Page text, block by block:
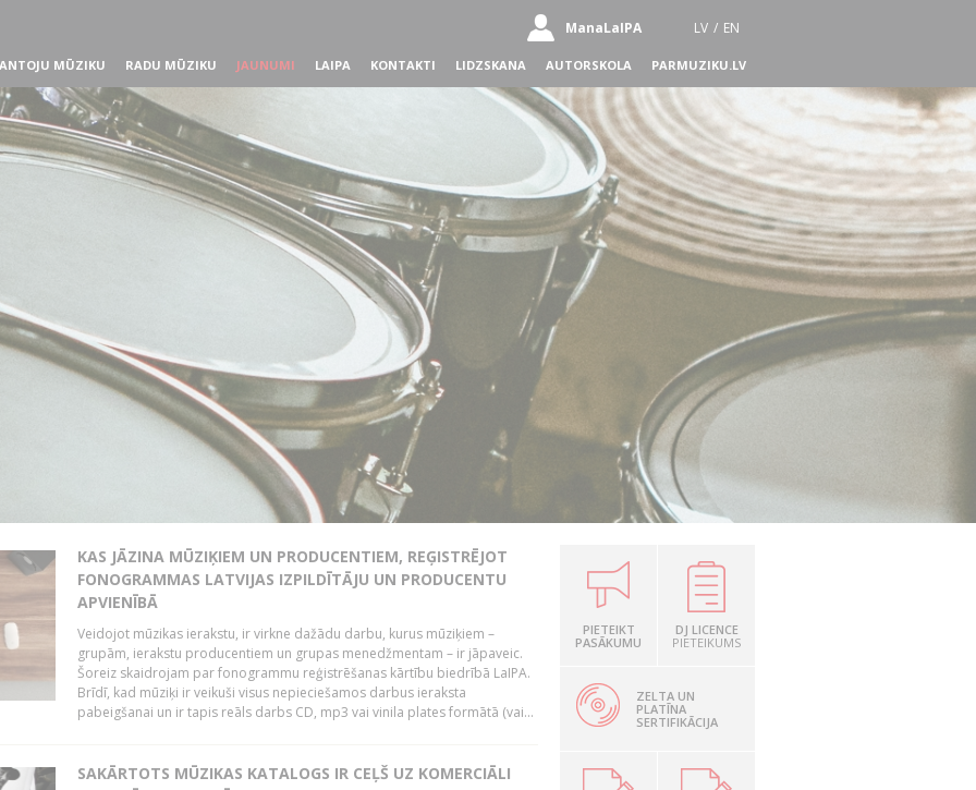
ManaLaIPA LV / EN
MŪZIKU RADU MŪZIKU JAUNUMI LAIPA KONTAKTI LIDZSKANA AUTORSKOLA PARMUZIKU.LV
KAS JĀZINA MŪZIĶIEM UN PRODUCENTIEM, REĢISTRĒJOT
FONOGRAMMAS LATVIJAS IZPILDĪTĀJU UN PRODUCENTU
APVIENĪBĀ
Veidojot mūzikas ierakstu, ir virkne dažādu darbu, kurus mūziķiem –
grupām, ierakstu producentiem un grupas menedžmentam – ir jāpaveic.
Šoreiz skaidrojam par fonogrammu reģistrēšanas kārtību biedrībā LaIPA.
Brīdī, kad mūziķi ir veikuši visus nepieciešamos darbus ieraksta
pabeigšanai un ir tapis reāls darbs CD, mp3 vai vinila plates formātā (vai...
SAKĀRTOTS MŪZIKAS KATALOGS IR CEĻŠ UZ KOMERCIĀLI
PIETEIKT
PASĀKUMU
DJ LICENCE
PIETEIKUMS
ZELTA UN
PLATĪNA
SERTIFIKĀCIJA